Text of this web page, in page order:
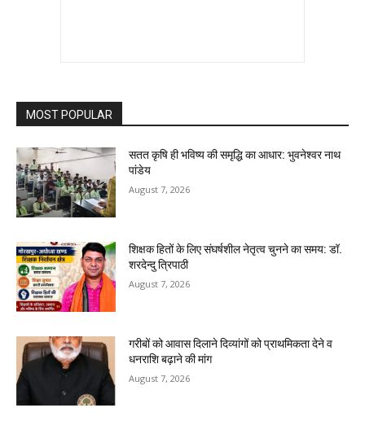
MOST POPULAR
सतत कृषि ही भविष्य की समृद्धि का आधार: भुवनेश्वर नाथ
पांडेय
August 7, 2026
शिक्षक हितों के लिए संघर्षशील नेतृत्व चुनने का समय: डॉ.
शरदेन्दु त्रिपाठी
August 7, 2026
गरीबों को आवास दिलाने दिव्यांगों को प्राथमिकता देने व
धनराशि बढ़ाने की मांग
August 7, 2026